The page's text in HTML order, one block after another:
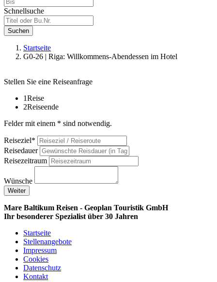
Schnellsuche
Suchen
Startseite
G0-26 | Riga: Willkommens-Abendessen im Hotel
Stellen Sie eine Reiseanfrage
1Reise
2Reiseende
Felder mit einem * sind notwendig.
Reiseziel*
Reisedauer
Reisezeitraum
Wünsche
Weiter
Mare Baltikum Reisen - Geoplan Touristik GmbH
Ihr besonderer Spezialist über 30 Jahren
Startseite
Stellenangebote
Impressum
Cookies
Datenschutz
Kontakt